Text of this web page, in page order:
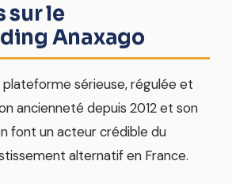
sur le
Anaxago
sérieuse, régulée et
ancienneté depuis 2012 et son
font un acteur crédible du
alternatif en France.